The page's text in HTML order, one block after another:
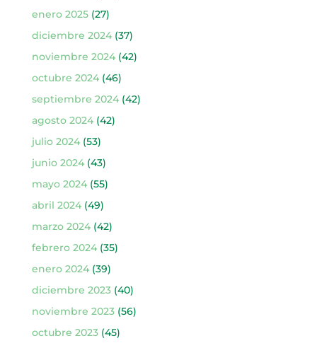
enero 2025(27)
diciembre 2024(37)
noviembre 2024(42)
octubre 2024(46)
septiembre 2024(42)
agosto 2024(42)
julio 2024(53)
junio 2024(43)
mayo 2024(55)
abril 2024(49)
marzo 2024(42)
febrero 2024(35)
enero 2024(39)
diciembre 2023(40)
noviembre 2023(56)
octubre 2023(45)